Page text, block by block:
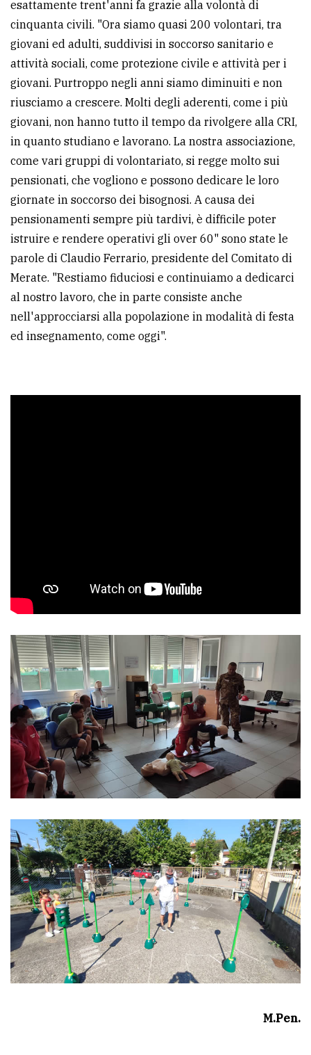
esattamente trent'anni fa grazie alla volontà di
cinquanta civili. "Ora siamo quasi 200 volontari, tra
giovani ed adulti, suddivisi in soccorso sanitario e
attività sociali, come protezione civile e attività per i
giovani. Purtroppo negli anni siamo diminuiti e non
riusciamo a crescere. Molti degli aderenti, come i più
giovani, non hanno tutto il tempo da rivolgere alla CRI,
in quanto studiano e lavorano. La nostra associazione,
come vari gruppi di volontariato, si regge molto sui
pensionati, che vogliono e possono dedicare le loro
giornate in soccorso dei bisognosi. A causa dei
pensionamenti sempre più tardivi, è difficile poter
istruire e rendere operativi gli over 60" sono state le
parole di Claudio Ferrario, presidente del Comitato di
Merate. "Restiamo fiduciosi e continuiamo a dedicarci
al nostro lavoro, che in parte consiste anche
nell'approcciarsi alla popolazione in modalità di festa
ed insegnamento, come oggi".
M.Pen.